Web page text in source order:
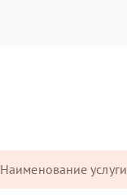
Наименование услуги